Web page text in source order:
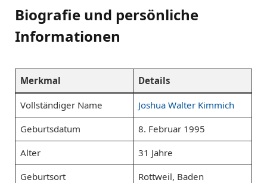
Biografie und persönliche
Informationen
Merkmal Details
Vollständiger Name
Joshua Walter Kimmich
Geburtsdatum
8. Februar 1995
Alter
31 Jahre
Geburtsort
Rottweil, Baden